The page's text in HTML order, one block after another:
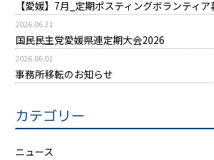
【愛媛】7月_定期ポスティングボランティア
2026.06.21
国民民主党愛媛県連定期大会2026
2026.06.01
事務所移転のお知らせ
カテゴリー
ニュース